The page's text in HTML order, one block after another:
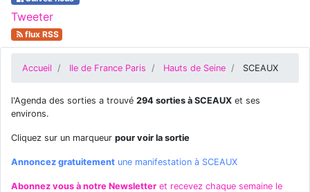
Tweeter
flux RSS
Accueil Ile de France Paris Hauts de Seine SCEAUX
l'Agenda des sorties a trouvé 294 sorties à SCEAUX et ses
environs.
Cliquez sur un marqueur pour voir la sortie
Annoncez gratuitement une manifestation à SCEAUX
Abonnez vous à notre Newsletter et recevez chaque semaine le